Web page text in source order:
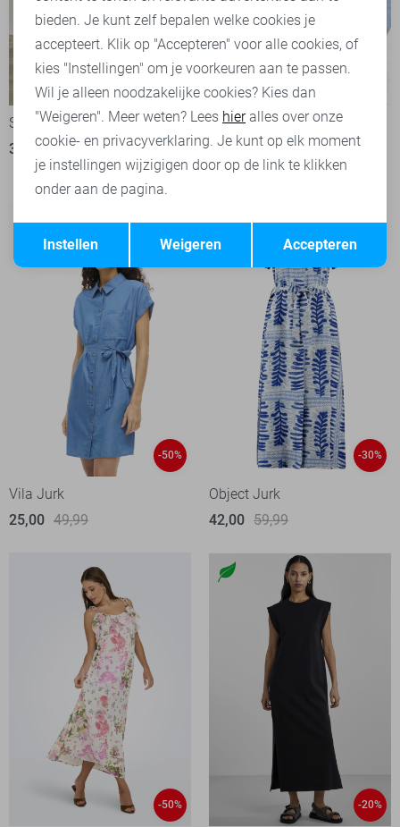
-50%
SisterS point Jurk
35,00 69,95
LolaLiza Jurk
40,00 49,99
-50%
Vila Jurk
25,00 49,99
-30%
Object Jurk
42,00 59,99
-50% -20%
Terug Opslaan
bieden. Je kunt zelf bepalen welke cookies je
accepteert. Klik op "Accepteren" voor alle cookies, of
kies "Instellingen" om je voorkeuren aan te passen.
Wil je alleen noodzakelijke cookies? Kies dan
"Weigeren". Meer weten? Lees hieralles over onze
cookie- en privacyverklaring. Je kunt op elk moment
je instellingen wijzigigen door op de link te klikken
onder aan de pagina.
Accepteren
Weigeren
Instellen